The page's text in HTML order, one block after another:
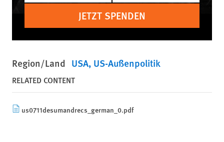
JETZT SPENDEN
Region/Land USA US-Außenpolitik
RELATED CONTENT
us0711desumandrecs_german_0.pdf